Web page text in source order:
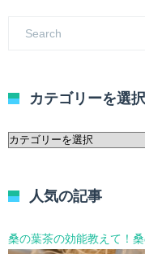
カテゴリーを選択
カ
ー
選
択
人気の記事
桑の葉茶の効能教えて！